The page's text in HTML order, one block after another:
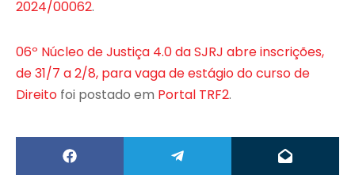
2024/00062.
06º Núcleo de Justiça 4.0 da SJRJ abre inscrições,
de 31/7 a 2/8, para vaga de estágio do curso de
Direito foi postado em Portal TRF2.